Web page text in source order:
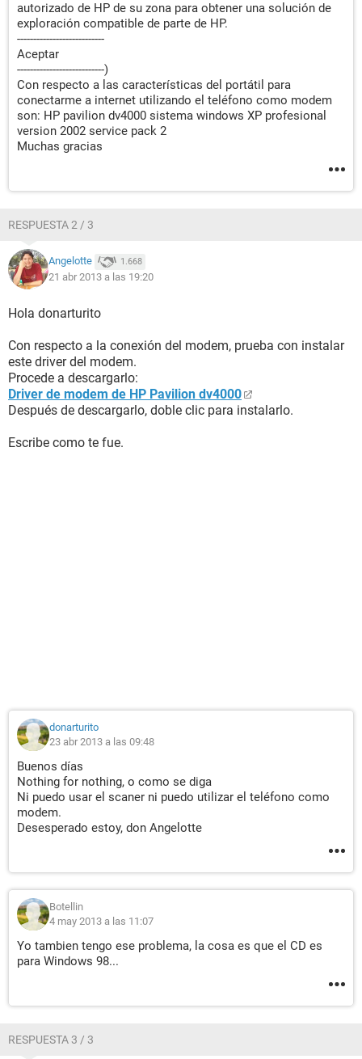
autorizado de HP de su zona para obtener una solución de
exploración compatible de parte de HP.
---------------------------
Aceptar
---------------------------)
Con respecto a las características del portátil para
conectarme a internet utilizando el teléfono como modem
son: HP pavilion dv4000 sistema windows XP profesional
version 2002 service pack 2
Muchas gracias
RESPUESTA 2 / 3
Angelotte 1.668
21 abr 2013 a las 19:20
Hola donarturito
Con respecto a la conexión del modem, prueba con instalar
este driver del modem.
Procede a descargarlo:
Driver de modem de HP Pavilion dv4000
Después de descargarlo, doble clic para instalarlo.
Escribe como te fue.
donarturito
23 abr 2013 a las 09:48
Buenos días
Nothing for nothing, o como se diga
Ni puedo usar el scaner ni puedo utilizar el teléfono como
modem.
Desesperado estoy, don Angelotte
Botellin
4 may 2013 a las 11:07
Yo tambien tengo ese problema, la cosa es que el CD es
para Windows 98...
RESPUESTA 3 / 3